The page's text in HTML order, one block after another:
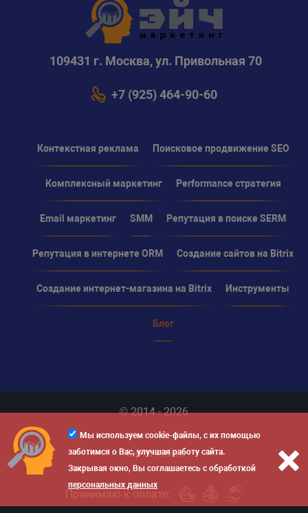
Мы используем cookie-файлы, с их помощью
заботимся о Вас, улучшая работу сайта.
Закрывая окно, Вы соглашаетесь с обработкой
персональных данных
109431 г. Москва, ул. Привольная 70
+7 (925) 464-90-60
Контекстная реклама Поисковое продвижение SEO
Комплексный маркетинг Performance стратегия
Email маркетинг SMM Репутация в поиске SERM
Репутация в интернете ORM Создание сайтов на Bitrix
Создание интернет-магазина на Bitrix Инструменты
Блог
© 2014 - 2026
Карта сайта
Принимаю к оплате: